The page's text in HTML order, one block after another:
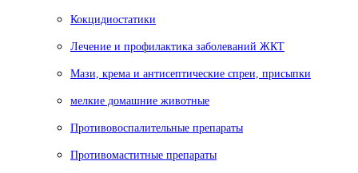
Кокцидиостатики
Лечение и профилактика заболеваний ЖКТ
Мази, крема и антисептические спреи, присыпки
мелкие домашние животные
Противовоспалительные препараты
Противомаститные препараты